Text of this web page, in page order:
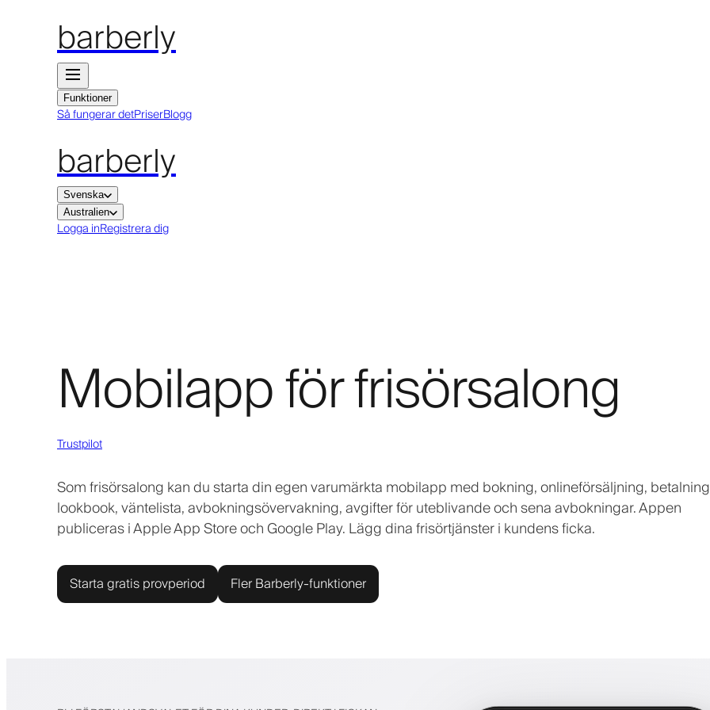
barberly
Funktioner
Så fungerar detPriserBlogg
barberly
Svenska
Australien
Logga inRegistrera dig
Mobilapp för frisörsalong
Trustpilot
Som frisörsalong kan du starta din egen varumärkta mobilapp med bokning, onlineförsäljning,
lookbook, väntelista, avbokningsövervakning, avgifter för uteblivande och sena avbokningar. Appen
publiceras i Apple App Store och Google Play. Lägg dina frisörtjänster i kundens ficka.
Starta gratis provperiod Fler Barberly-funktioner